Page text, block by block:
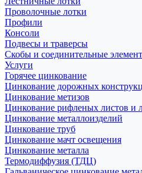
Проволочные лотки
Профили
Консоли
Подвесы и траверсы
Скобы и соединительные
Услуги
Горячее цинкование
Цинкование дорожных
Цинкование метизов
Цинкование рифленых листов и
Цинкование металлоизделий
Цинкование труб
Цинкование мачт освещения
Цинкование металла
Термодиффузия (ТДЦ)